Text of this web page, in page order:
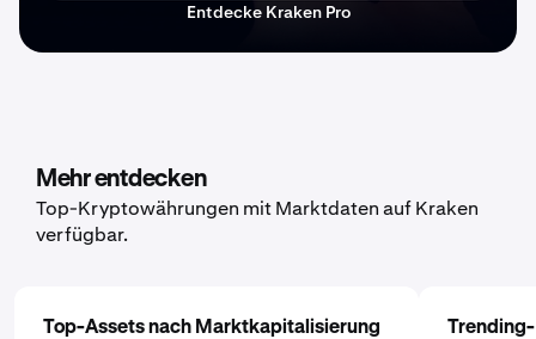
Entdecke Kraken Pro
Mehr entdecken
Top-Kryptowährungen mit Marktdaten auf Kraken
verfügbar.
Top-Assets nach Marktkapitalisierung